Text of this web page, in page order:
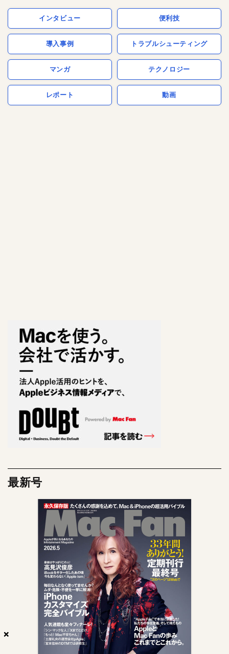
×
×
×
インタビュー 便利技
導入事例 トラブルシューティング
マンガ テクノロジー
レポート 動画
最新号